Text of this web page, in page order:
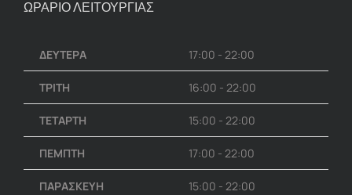
ΩΡΑΡΙΟ ΛΕΙΤΟΥΡΓΙΑΣ
ΔΕΥΤΕΡΑ 17:00 - 22:00
ΤΡΙΤΗ 16:00 - 22:00
ΤΕΤΑΡΤΗ 15:00 - 22:00
ΠΕΜΠΤΗ 17:00 - 22:00
ΠΑΡΑΣΚΕΥΗ 15:00 - 22:00